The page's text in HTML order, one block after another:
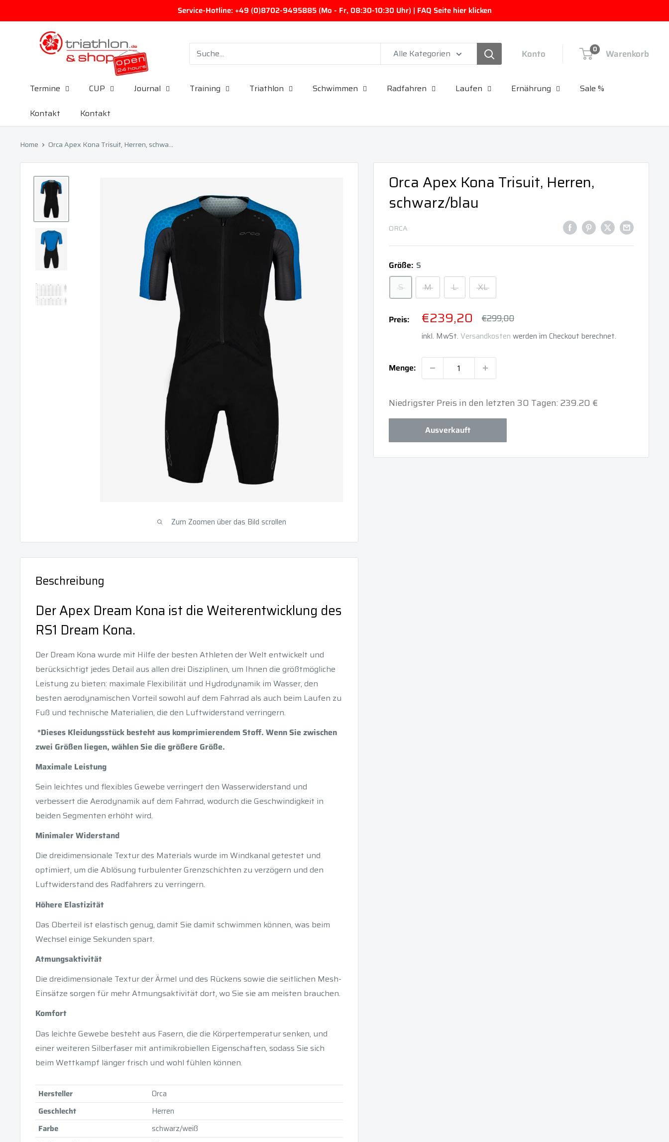
Service-Hotline: +49 (0)8702-9495885 (Mo - Fr, 08:30-10:30 Uhr) | FAQ Seite hier klicken
triathlon.de GmbH
Alle Kategorien
Konto 0 Warenkorb
Termine CUP Journal Training Triathlon Schwimmen Radfahren Laufen Ernährung
Sale %
Kontakt
Kontakt
Home Orca Apex Kona Trisuit, Herren, schwa...
Zum Zoomen über das Bild scrollen
Orca Apex Kona Trisuit, Herren,
schwarz/blau
ORCA
Größe: S
S
M L XL
Preis: Sonderpreis
€239,20 Normalpreis
€299,00
inkl. MwSt.Versandkosten werden im Checkout berechnet.
Menge:
Niedrigster Preis in den letzten 30 Tagen: 239.20 €
Ausverkauft
Beschreibung
Der Apex Dream Kona ist die Weiterentwicklung des
RS1 Dream Kona.
Der Dream Kona wurde mit Hilfe der besten Athleten der Welt entwickelt und
berücksichtigt jedes Detail aus allen drei Disziplinen, um Ihnen die größtmögliche
Leistung zu bieten: maximale Flexibilität und Hydrodynamik im Wasser, den
besten aerodynamischen Vorteil sowohl auf dem Fahrrad als auch beim Laufen zu
Fuß und technische Materialien, die den Luftwiderstand verringern.
*Dieses Kleidungsstück besteht aus komprimierendem Stoff. Wenn Sie zwischen
zwei Größen liegen, wählen Sie die größere Größe.
Maximale Leistung
Sein leichtes und flexibles Gewebe verringert den Wasserwiderstand und
verbessert die Aerodynamik auf dem Fahrrad, wodurch die Geschwindigkeit in
beiden Segmenten erhöht wird.
Minimaler Widerstand
Die dreidimensionale Textur des Materials wurde im Windkanal getestet und
optimiert, um die Ablösung turbulenter Grenzschichten zu verzögern und den
Luftwiderstand des Radfahrers zu verringern.
Höhere Elastizität
Das Oberteil ist elastisch genug, damit Sie damit schwimmen können, was beim
Wechsel einige Sekunden spart.
Atmungsaktivität
Die dreidimensionale Textur der Ärmel und des Rückens sowie die seitlichen Mesh-
Einsätze sorgen für mehr Atmungsaktivität dort, wo Sie sie am meisten brauchen.
Komfort
Das leichte Gewebe besteht aus Fasern, die die Körpertemperatur senken, und
einer weiteren Silberfaser mit antimikrobiellen Eigenschaften, sodass Sie sich
beim Wettkampf länger frisch und wohl fühlen können.
Hersteller
Orca
Geschlecht
Herren
Farbe
schwarz/weiß